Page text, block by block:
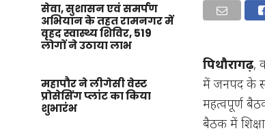
सेवा, सुशासन एवं समर्पण
अभियान के तहत रामनगर में
वृहद स्वास्थ्य शिविर, 519
लोगों ने उठाया लाभ
महापौर ने लीगेसी वेस्ट
प्रोसेसिंग प्लांट का किया
शुभारंभ
पिथौरागढ़,
में जनपद के
महत्वपूर्ण
बैठक में शिक्षा